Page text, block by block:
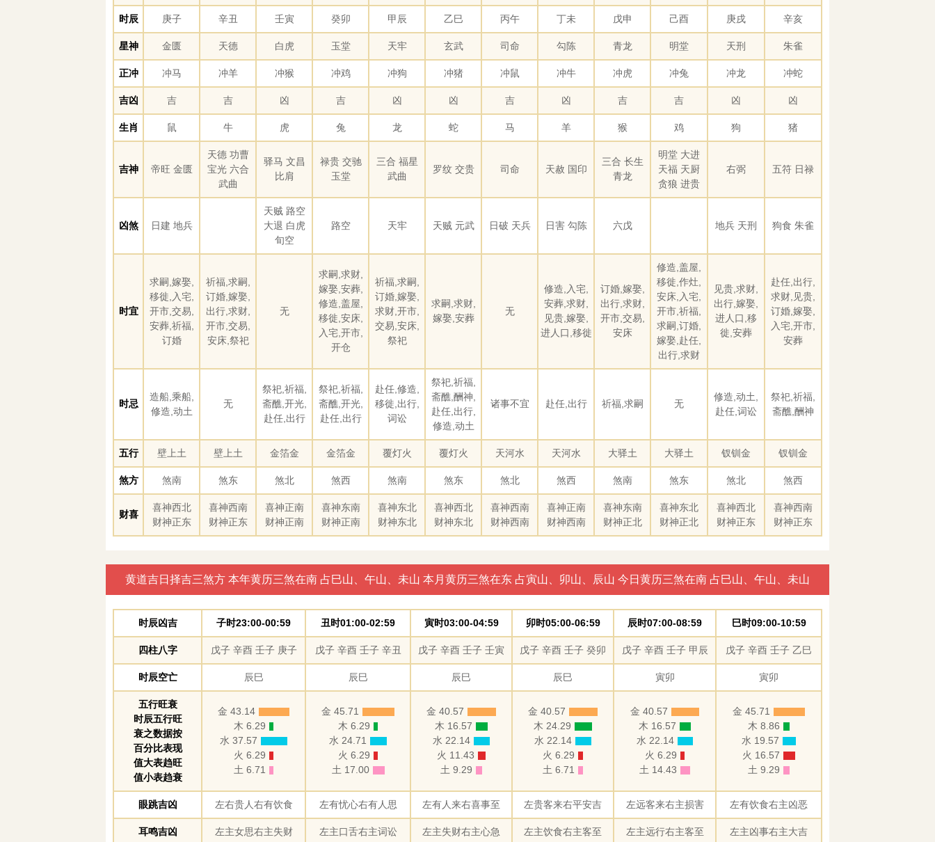
时辰 庚子 辛丑 壬寅 癸卯 甲辰 乙巳 丙午 丁未 戊申 己酉 庚戌 辛亥
星神 金匮 天德 白虎 玉堂 天牢 玄武 司命 勾陈 青龙 明堂 天刑 朱雀
正冲 冲马 冲羊 冲猴 冲鸡 冲狗 冲猪 冲鼠 冲牛 冲虎 冲兔 冲龙 冲蛇
吉凶 吉 吉 凶 吉 凶 凶 吉 凶 吉 吉 凶 凶
生肖 鼠 牛 虎 兔 龙 蛇 马 羊 猴 鸡 狗 猪
吉神 帝旺 金匮
天德 功曹
宝光 六合
武曲
驿马 文昌
比肩
禄贵 交驰
玉堂
三合 福星
武曲
罗纹 交贵 司命 天赦 国印
三合 长生
青龙
明堂 大进
天福 天厨
贪狼 进贵
右弼 五符 日禄
凶煞 日建 地兵
天贼 路空
大退 白虎
旬空
路空 天牢 天贼 元武 日破 天兵 日害 勾陈 六戊 地兵 天刑 狗食 朱雀
时宜
求嗣,嫁娶,
移徙,入宅,
开市,交易,
安葬,祈福,
订婚
祈福,求嗣,
订婚,嫁娶,
出行,求财,
开市,交易,
安床,祭祀
无
求嗣,求财,
嫁娶,安葬,
修造,盖屋,
移徙,安床,
入宅,开市,
开仓
祈福,求嗣,
订婚,嫁娶,
求财,开市,
交易,安床,
祭祀
求嗣,求财,
嫁娶,安葬
无
修造,入宅,
安葬,求财,
见贵,嫁娶,
进人口,移徙
订婚,嫁娶,
出行,求财,
开市,交易,
安床
修造,盖屋,
移徙,作灶,
安床,入宅,
开市,祈福,
求嗣,订婚,
嫁娶,赴任,
出行,求财
见贵,求财,
出行,嫁娶,
进人口,移
徙,安葬
赴任,出行,
求财,见贵,
订婚,嫁娶,
入宅,开市,
安葬
时忌
造船,乘船,
修造,动土
无
祭祀,祈福,
斋醮,开光,
赴任,出行
祭祀,祈福,
斋醮,开光,
赴任,出行
赴任,修造,
移徙,出行,
词讼
祭祀,祈福,
斋醮,酬神,
赴任,出行,
修造,动土
诸事不宜 赴任,出行 祈福,求嗣 无
修造,动土,
赴任,词讼
祭祀,祈福,
斋醮,酬神
五行 壁上土 壁上土 金箔金 金箔金 覆灯火 覆灯火 天河水 天河水 大驿土 大驿土 钗钏金 钗钏金
煞方 煞南 煞东 煞北 煞西 煞南 煞东 煞北 煞西 煞南 煞东 煞北 煞西
财喜
喜神西北
财神正东
喜神西南
财神正东
喜神正南
财神正南
喜神东南
财神正南
喜神东北
财神东北
喜神西北
财神东北
喜神西南
财神西南
喜神正南
财神西南
喜神东南
财神正北
喜神东北
财神正北
喜神西北
财神正东
喜神西南
财神正东
黄道吉日择吉三煞方 本年黄历三煞在南 占巳山、午山、未山 本月黄历三煞在东 占寅山、卯山、辰山 今日黄历三煞在南 占巳山、午山、未山
时辰凶吉 子时23:00-00:59 丑时01:00-02:59 寅时03:00-04:59 卯时05:00-06:59 辰时07:00-08:59 巳时09:00-10:59
四柱八字 戊子 辛酉 壬子 庚子 戊子 辛酉 壬子 辛丑 戊子 辛酉 壬子 壬寅 戊子 辛酉 壬子 癸卯 戊子 辛酉 壬子 甲辰 戊子 辛酉 壬子 乙巳
时辰空亡 辰巳 辰巳 辰巳 辰巳 寅卯 寅卯
五行旺衰
时辰五行旺
衰之数据按
百分比表现
值大表趋旺
值小表趋衰
金 43.14
木 6.29
水 37.57
火 6.29
土 6.71
金 45.71
木 6.29
水 24.71
火 6.29
土 17.00
金 40.57
木 16.57
水 22.14
火 11.43
土 9.29
金 40.57
木 24.29
水 22.14
火 6.29
土 6.71
金 40.57
木 16.57
水 22.14
火 6.29
土 14.43
金 45.71
木 8.86
水 19.57
火 16.57
土 9.29
眼跳吉凶 左右贵人右有饮食 左有忧心右有人思 左有人来右喜事至 左贵客来右平安吉 左远客来右主损害 左有饮食右主凶恶
耳鸣吉凶 左主女思右主失财 左主口舌右主词讼 左主失财右主心急 左主饮食右主客至 左主远行右主客至 左主凶事右主大吉